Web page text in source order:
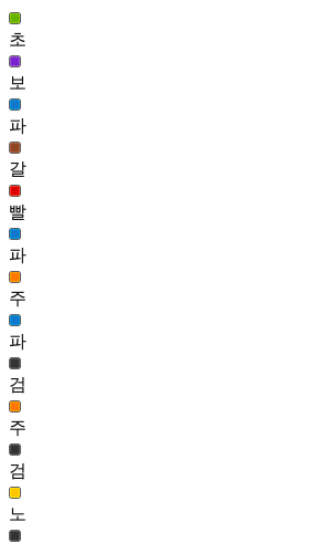
시그널 헤어(남)
67,452
89
블링 슈가캔디 헤어(여)
66,819
90
별모래 헤어(여)
66,663
91
레드카펫 헤어(남)
65,613
92
보스 카링 헤어
65,518
93
스테리 헤어(남)
65,391
94
초
보
파
갈
빨
파
주
파
검
주
검
노